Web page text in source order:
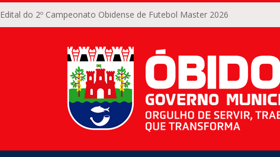
Edital do 2º Campeonato Obidense de Futebol Master 2026